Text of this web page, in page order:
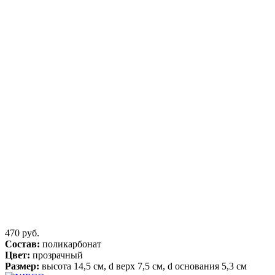
470 руб.
Состав: поликарбонат
Цвет: прозрачный
Размер: высота 14,5 см, d верх 7,5 см, d основания 5,3 см